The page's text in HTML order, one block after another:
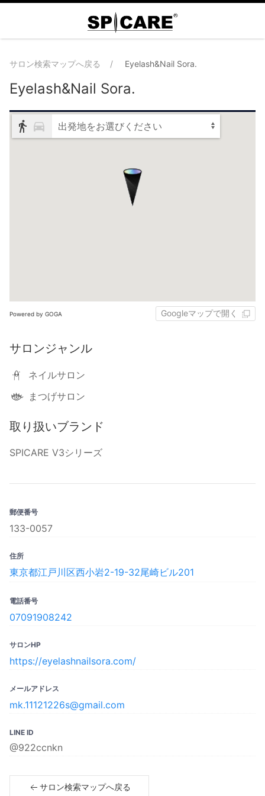
サロン検索マップへ戻る Eyelash&Nail Sora.
Eyelash&Nail Sora.
出発地をお選びください
Powered by GOGA Googleマップで開く
サロンジャンル
ネイルサロン
まつげサロン
取り扱いブランド
SPICARE V3シリーズ
郵便番号
133-0057
住所
東京都江戸川区西小岩2-19-32尾崎ビル201
電話番号
07091908242
サロンHP
https://eyelashnailsora.com/
メールアドレス
mk.11121226s@gmail.com
LINE ID
@922ccnkn
サロン検索マップへ戻る